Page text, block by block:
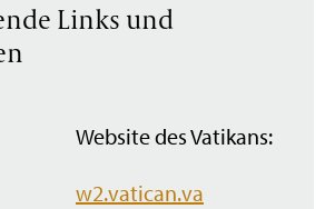
Links und
Website des Vatikans:
w2.vatican.va